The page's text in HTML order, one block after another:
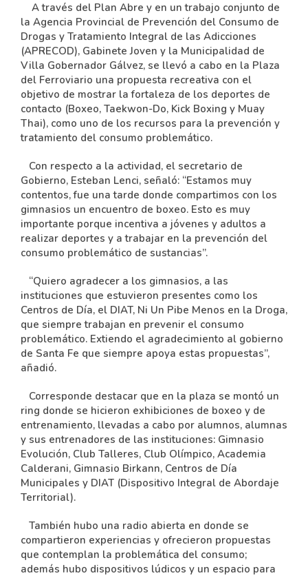
A través del Plan Abre y en un trabajo conjunto de
la Agencia Provincial de Prevención del Consumo de
Drogas y Tratamiento Integral de las Adicciones
(APRECOD), Gabinete Joven y la Municipalidad de
Villa Gobernador Gálvez, se llevó a cabo en la Plaza
del Ferroviario una propuesta recreativa con el
objetivo de mostrar la fortaleza de los deportes de
contacto (Boxeo, Taekwon-Do, Kick Boxing y Muay
Thai), como uno de los recursos para la prevención y
tratamiento del consumo problemático.
Con respecto a la actividad, el secretario de
Gobierno, Esteban Lenci, señaló: “Estamos muy
contentos, fue una tarde donde compartimos con los
gimnasios un encuentro de boxeo. Esto es muy
importante porque incentiva a jóvenes y adultos a
realizar deportes y a trabajar en la prevención del
consumo problemático de sustancias”.
“Quiero agradecer a los gimnasios, a las
instituciones que estuvieron presentes como los
Centros de Día, el DIAT, Ni Un Pibe Menos en la Droga,
que siempre trabajan en prevenir el consumo
problemático. Extiendo el agradecimiento al gobierno
de Santa Fe que siempre apoya estas propuestas”,
añadió.
Corresponde destacar que en la plaza se montó un
ring donde se hicieron exhibiciones de boxeo y de
entrenamiento, llevadas a cabo por alumnos, alumnas
y sus entrenadores de las instituciones: Gimnasio
Evolución, Club Talleres, Club Olímpico, Academia
Calderani, Gimnasio Birkann, Centros de Día
Municipales y DIAT (Dispositivo Integral de Abordaje
Territorial).
También hubo una radio abierta en donde se
compartieron experiencias y ofrecieron propuestas
que contemplan la problemática del consumo;
además hubo dispositivos lúdicos y un espacio para